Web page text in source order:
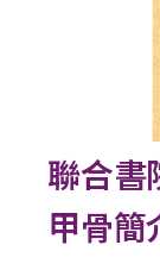
聯合書
甲骨簡